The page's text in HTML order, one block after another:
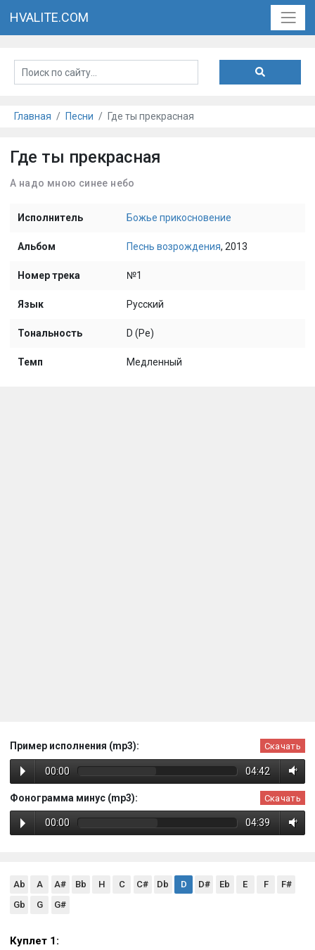
HVALITE.COM
Главная Песни Где ты прекрасная
Где ты прекрасная
А надо мною синее небо
Исполнитель Божье прикосновение
Альбом Песнь возрождения, 2013
Номер трека №1
Язык Русский
Тональность D (Ре)
Темп Медленный
Пример исполнения (mp3): Скачать
00:00 04:42
Фонограмма минус (mp3): Скачать
00:00 04:39
Ab A A# Bb H C C# Db D D# Eb E F
F#
Gb
G G#
Куплет 1: